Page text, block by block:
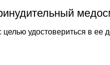
удостовериться в ее